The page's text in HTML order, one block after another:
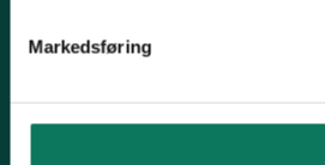
Markedsføring
E-post: troms@naturvernforbundet.no